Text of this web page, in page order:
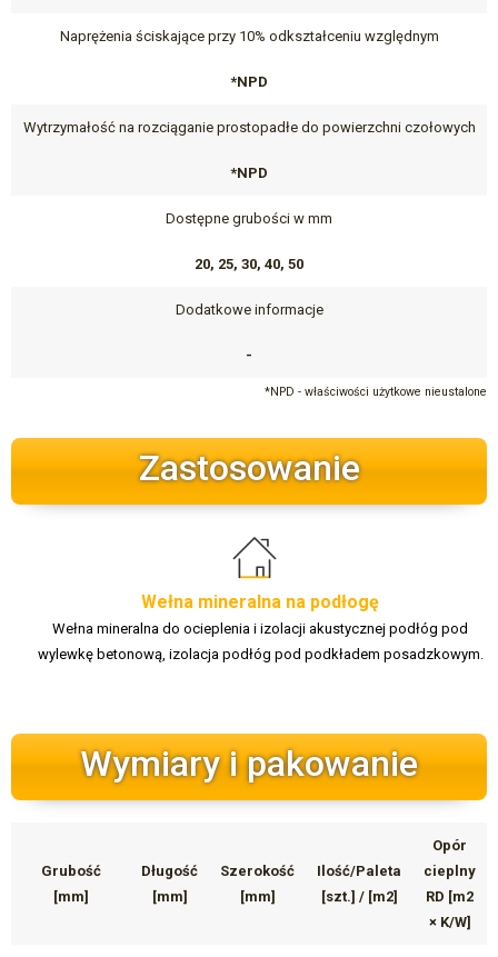
Naprężenia ściskające przy 10% odkształceniu względnym
*NPD
Wytrzymałość na rozciąganie prostopadłe do powierzchni czołowych
*NPD
Dostępne grubości w mm
20, 25, 30, 40, 50
Dodatkowe informacje
-
*NPD - właściwości użytkowe nieustalone
Zastosowanie
Wełna mineralna na podłogę
Wełna mineralna do ocieplenia i izolacji akustycznej podłóg pod
wylewkę betonową, izolacja podłóg pod podkładem posadzkowym.
Wymiary i pakowanie
Grubość
[mm]
Długość
[mm]
Szerokość
[mm]
Ilość/Paleta
[szt.] / [m2]
Opór
cieplny
RD [m2
× K/W]